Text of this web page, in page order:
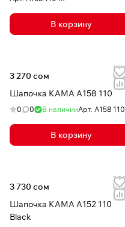
В корзину
3 270 сом
Шапочка КАМА A158 110
0 0 В наличииАрт. A158 110
В корзину
3 730 сом
Шапочка КАМА A152 110
Black